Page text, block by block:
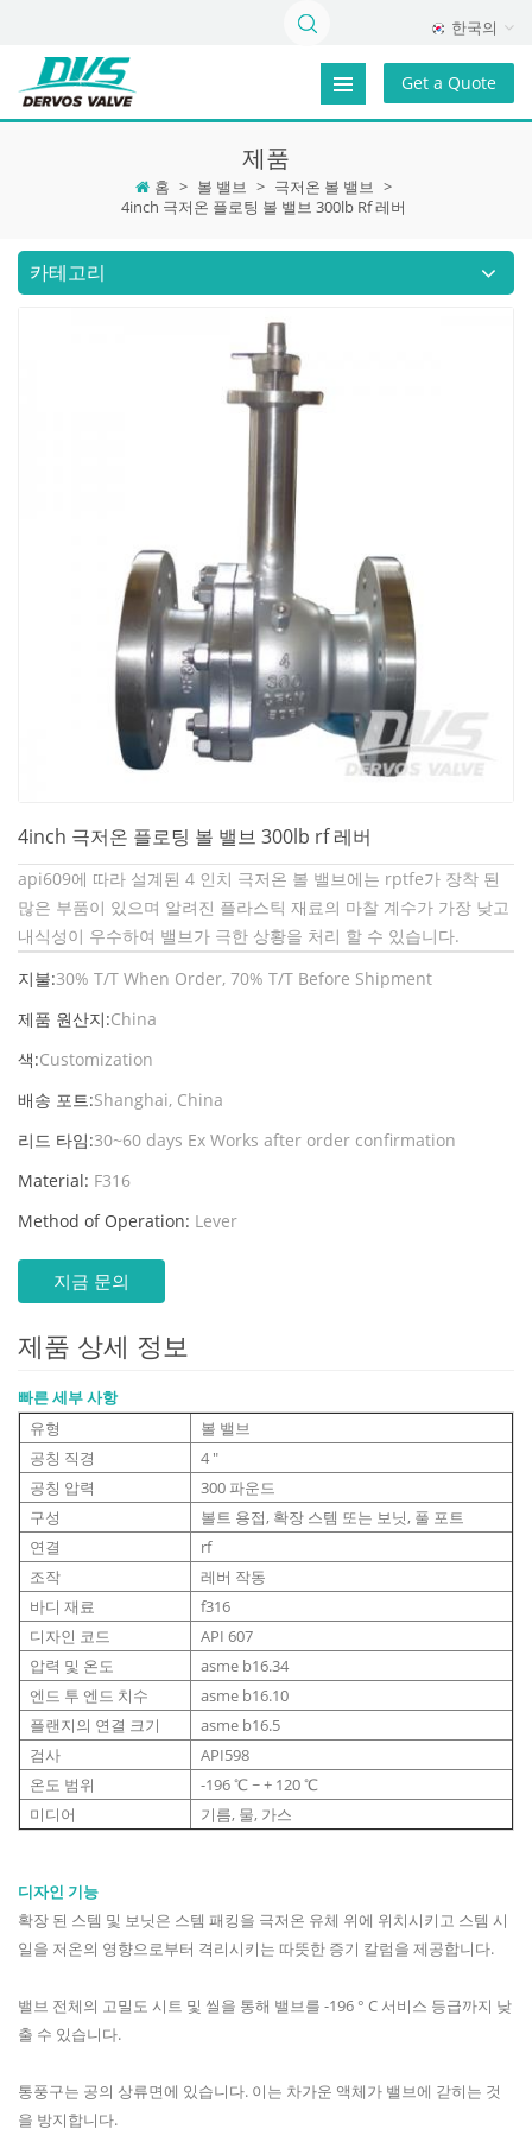
한국의
Get a Quote
제품
홈 > 볼 밸브 > 극저온 볼 밸브 >
4inch 극저온 플로팅 볼 밸브 300lb Rf 레버
카테고리
4inch 극저온 플로팅 볼 밸브 300lb rf 레버
api609에 따라 설계된 4 인치 극저온 볼 밸브에는 rptfe가 장착 된
많은 부품이 있으며 알려진 플라스틱 재료의 마찰 계수가 가장 낮고
내식성이 우수하여 밸브가 극한 상황을 처리 할 수 ​​있습니다.
지불:30% T/T When Order, 70% T/T Before Shipment
제품 원산지:China
색:Customization
배송 포트:Shanghai, China
리드 타임:30~60 days Ex Works after order confirmation
Material: F316
Method of Operation: Lever
지금 문의
제품 상세 정보
빠른 세부 사항
유형
볼 밸브
공칭 직경
4 "
공칭 압력
300 파운드
구성
볼트 용접, 확장 스템 또는 보닛, 풀 포트
연결
rf
조작
레버 작동
바디 재료
f316
디자인 코드
API 607
압력 및 온도
asme b16.34
엔드 투 엔드 치수
asme b16.10
플랜지의 연결 크기
asme b16.5
검사
API598
온도 범위
-196 ℃ ~ + 120 ℃
미디어
기름, 물, 가스
디자인 기능
확장 된 스템 및 보닛은 스템 패킹을 극저온 유체 위에 위치시키고 스템 시
일을 저온의 영향으로부터 격리시키는 따뜻한 증기 칼럼을 제공합니다.
밸브 전체의 고밀도 시트 및 씰을 통해 밸브를 -196 ° C 서비스 등급까지 낮
출 수 있습니다.
통풍구는 공의 상류면에 있습니다. 이는 차가운 액체가 밸브에 갇히는 것
을 방지합니다.